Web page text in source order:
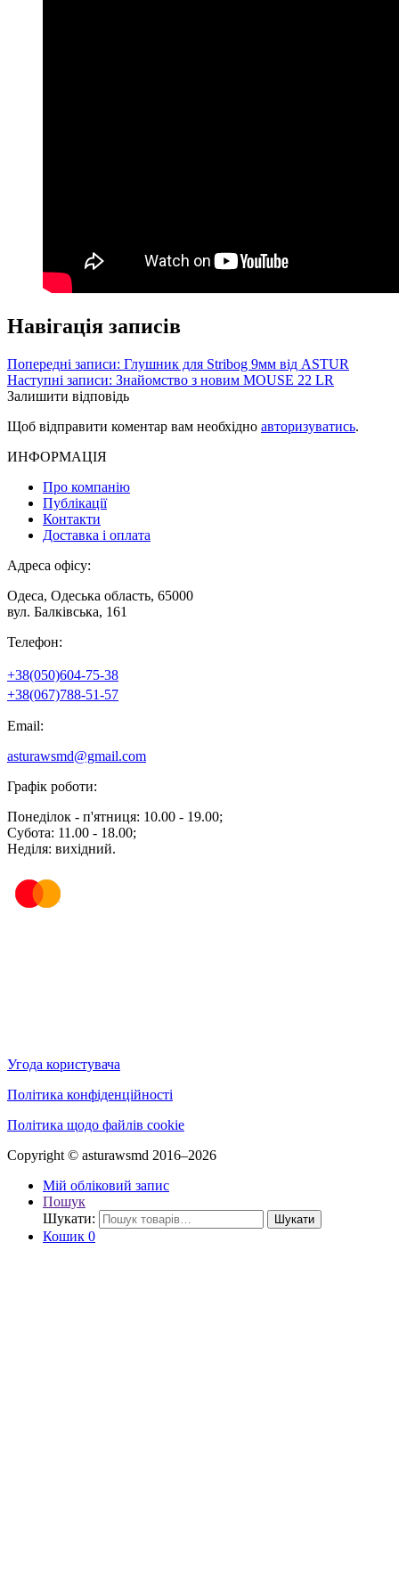
Навігація записів
Попередні записи: Глушник для Stribog 9мм від ASTUR
Наступні записи: Знайомство з новим MOUSE 22 LR
Залишити відповідь
Щоб відправити коментар вам необхідно авторизуватись.
ИНФОРМАЦІЯ
Про компанію
Публікації
Контакти
Доставка і оплата
Адреса офісу:
Одеса, Одеська область, 65000
вул. Балківська, 161
Телефон:
+38(050)604-75-38
+38(067)788-51-57
Email:
asturawsmd@gmail.com
Графік роботи:
Понеділок - п'ятниця: 10.00 - 19.00;
Субота: 11.00 - 18.00;
Неділя: вихідний.
Угода користувача
Політика конфіденційності
Політика щодо файлів cookie
Copyright © asturawsmd 2016–2026
Мій обліковий запис
Пошук
Шукати:
Шукати
Кошик 0